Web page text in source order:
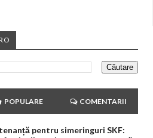
POPULARE COMENTARII
pentru simeringuri SKF: